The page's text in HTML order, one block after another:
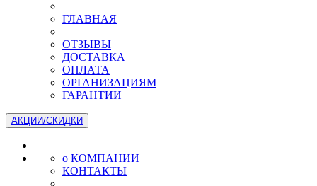
ГЛАВНАЯ
ОТЗЫВЫ
ДОСТАВКА
ОПЛАТА
ОРГАНИЗАЦИЯМ
ГАРАНТИИ
АКЦИИ/СКИДКИ
о КОМПАНИИ
КОНТАКТЫ